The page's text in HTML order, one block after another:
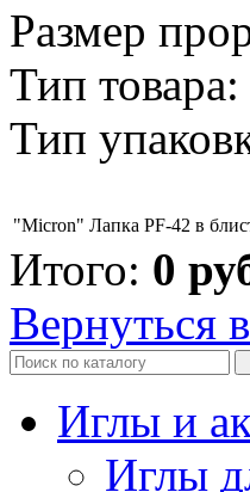
Размер
Тип
Тип
"Micron" Лапка PF-42 в
Итого: 0
Вернуться
Иглы и
Иглы